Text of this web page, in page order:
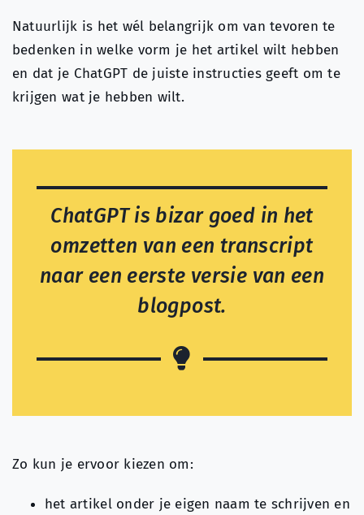
Natuurlijk is het wél belangrijk om van tevoren te
bedenken in welke vorm je het artikel wilt hebben
en dat je ChatGPT de juiste instructies geeft om te
krijgen wat je hebben wilt.
ChatGPT is bizar goed in het
omzetten van een transcript
naar een eerste versie van een
blogpost.
Zo kun je ervoor kiezen om:
het artikel onder je eigen naam te schrijven en